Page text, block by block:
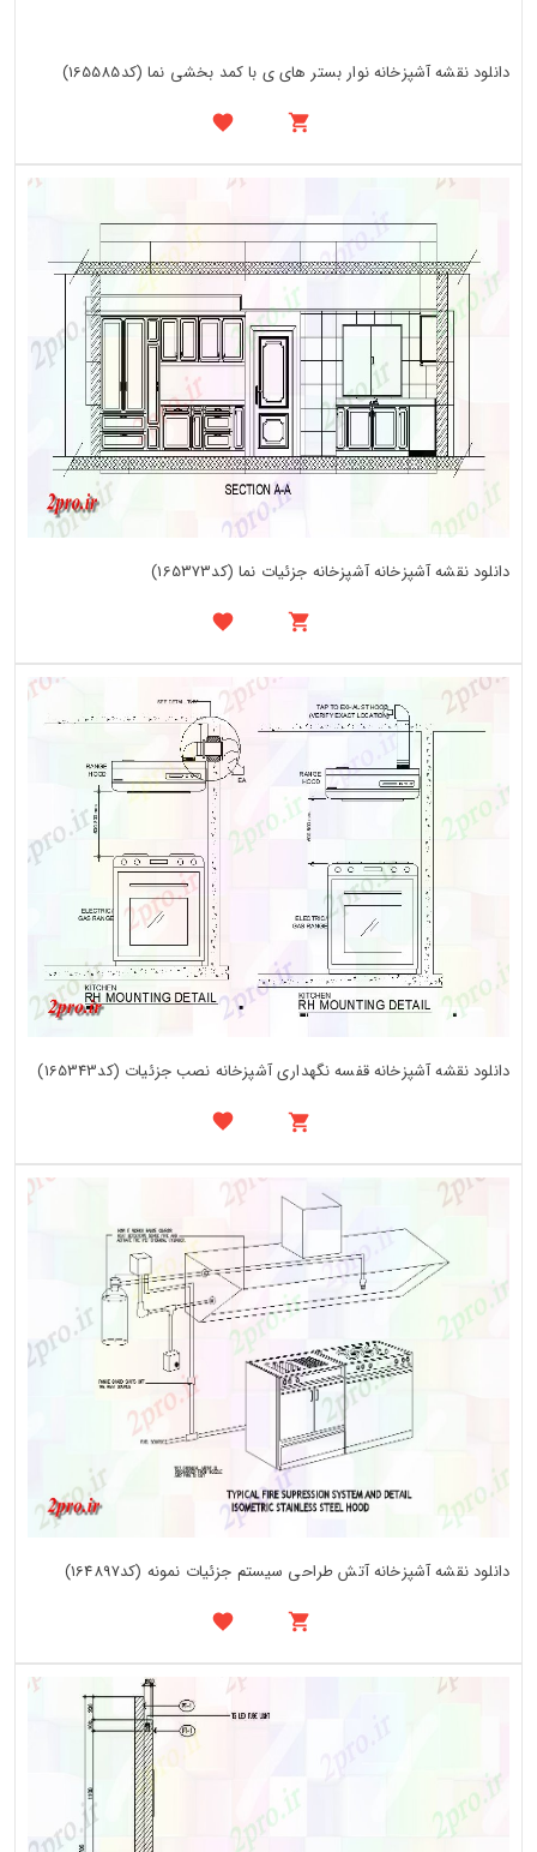
دانلود نقشه آشپزخانه نوار بستر های ی با کمد بخشی نما (کد165585)
دانلود نقشه آشپزخانه آشپزخانه جزئیات نما (کد165373)
دانلود نقشه آشپزخانه قفسه نگهداری آشپزخانه نصب جزئیات (کد165343)
دانلود نقشه آشپزخانه آتش طراحی سیستم جزئیات نمونه (کد164897)